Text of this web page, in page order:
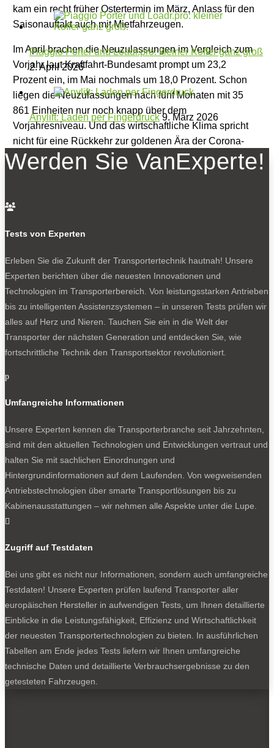
kam ein recht früher Ostertermin im März, Anlass für den
Saisonauftakt auch mit Mietfahrzeugen.
Im April brachen die Neuzulassungen im Vergleich zum
Vorjahr laut Kraftfahrt-Bundesamt prompt um 23,2
Prozent ein, im Mai nochmals um 18,0 Prozent. Schon
liegen die Neuzulassungen nach fünf Monaten mit 35
861 Einheiten nur noch knapp über dem
Vorjahresniveau. Und das wirtschaftliche Klima spricht
nicht für eine Rückkehr zur goldenen Ära der Corona-
Zeiten. Siehe Handel: Im vergangenen halben Jahr
meldeten mehrere namhafte Handelsbetriebe in
Das Beispiel Knaus-Tabbert
Umsatz runter, aber Rendite rauf – die in jüngster
hat wieder Land in Sicht. Zwar ist der Umsatz im ersten
Quartal 2026 im Vergleich zum Vorjahr um 15,7 Prozent
auf 249,1 Millionen Euro gesunken. Doch das EBITDA,
der Gewinn vor Steuern, Zinsen und Abschreibungen
Ergebnis hinkt indes mit 3,8 nach 18,2 Millionen Euro
noch hinterher. Aber die Verdoppelung des Cash Flow
gesunken. Der Bestandsabbau fertiger Fahrzeuge ist
Der Auftragsbestand hat nach einem erheblichen
Einbruch im Vorjahr wieder leicht zugenommen.
Aufschlussreich ist die Entwicklung des Absatzes bisher
in diesem Jahr: 2299 Caravans (minus 3,0 Prozent),
lediglich 1474 Wohnmobile (minus 29,7 Prozent),
Hier wird kräftig aufgeräumt. Dethleffs und LMC haben im
vergangenen Jahr Mitarbeiter abgebaut. Auch Bürstner,
dort aber wurde vor allem das zuvor ausgeuferte
Programm drastisch auf nur wenige Modelle reduziert.
Der nächste harte Schritt: Bürstner beendet ab Sommer
„bis auf weiteres“ die Fertigung von Caravans, einst
Keimzelle. Angeblich „kein Abschied für immer“, so
Piaggio Porter und Loadr.pro: kleiner Koffer ganz groß
2. April 2026
Anylift: Laden per Fingerdruck9. März 2026
Werden Sie VanExperte!

Tests von Experten
Erleben Sie die Zukunft der Transportertechnik hautnah! Unsere
Experten berichten über die neuesten Innovationen und
Technologien im Transporterbereich. Von leistungsstarken Antrieben
bis zu intelligenten Assistenzsystemen – in unseren Tests prüfen wir
alles auf Herz und Nieren. Tauchen Sie ein in die Welt der
Transporter der nächsten Generation und entdecken Sie, wie
fortschrittliche Technik den Transportsektor revolutioniert.
p
Umfangreiche Informationen
Unsere Experten kennen die Transporterbranche seit Jahrzehnten,
sind mit den aktuellen Technologien und Entwicklungen vertraut und
halten Sie mit sachlichen Einordnungen und
Hintergrundinformationen auf dem Laufenden. Von wegweisenden
Antriebstechnologien über smarte Transportlösungen bis zu
Kabinenausstattungen – wir nehmen alle Aspekte unter die Lupe.

Zugriff auf Testdaten
Bei uns gibt es nicht nur Informationen, sondern auch umfangreiche
Testdaten! Unsere Experten prüfen laufend Transporter aller
europäischen Hersteller in aufwendigen Tests, um Ihnen detaillierte
Einblicke in die Leistungsfähigkeit, Effizienz und Wirtschaftlichkeit
der neuesten Transportertechnologien zu bieten. In ausführlichen
Tabellen am Ende jedes Tests liefern wir Ihnen umfangreiche
technische Daten und detaillierte Verbrauchsergebnisse zu den
getesteten Fahrzeugen.